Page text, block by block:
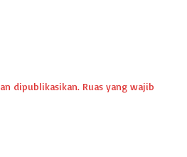
dipublikasikan. Ruas yang wajib